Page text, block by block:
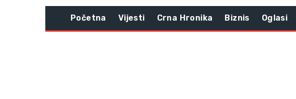
Početna Vijesti Crna Hronika Biznis Oglasi